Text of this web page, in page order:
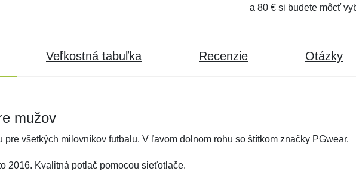
a 80 € si budete môcť
Veľkostná tabuľka Recenzie Otázky
mužov
pre všetkých milovníkov futbalu. V ľavom dolnom rohu so štítkom značky PGwear.
2016. Kvalitná potlač pomocou sieťotlače.